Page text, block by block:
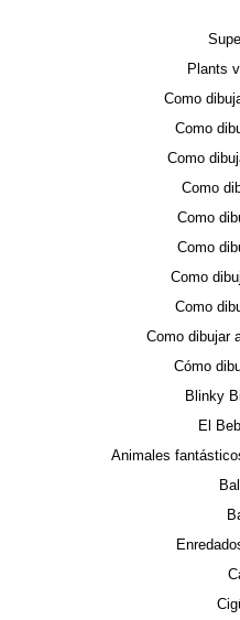
Plants
Como
Como
Como
Como
Como
Como
Como
Como
Como dibujar
Cómo
Blinky
El
Animales